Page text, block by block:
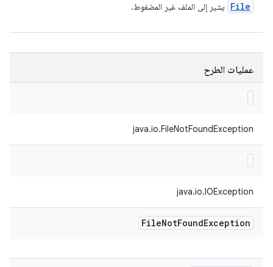
File يشير إلى الملف غير المضغوط.
عمليات الطرح
java.io.FileNotFoundException
java.io.IOException
FileNotFoundException